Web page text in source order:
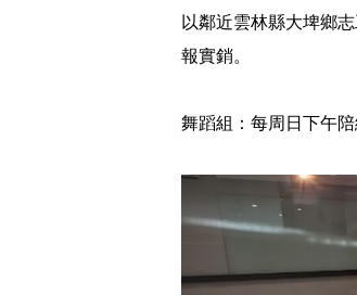
以鄰近雲林縣大埤鄉
報實銷。
舞蹈組：每周日下午陪